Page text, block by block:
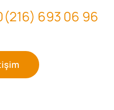
693 06 96